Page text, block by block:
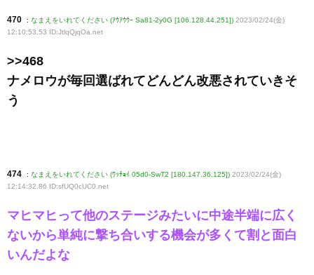
470 : なまえをいれてください (ｱｳｱｳｳｰ Sa81-2y0G [106.128.44.251]) 2023/02/24(金)
12:10:53.53 ID:JtlqQjqOa .net
>>468
ナメロウが毎回選ばれてどんどん改悪されていきそ
う
474 : なまえをいれてください (ﾜｯﾁｮｲ 05d0-SwT2 [180.147.36.125]) 2023/02/24(金)
12:14:32.86 ID:sfUQ0cUC0 .net
マヒマヒって他のステージみたいに中途半端に広く
ないから単純に撃ち合いする機会が多くて割と面白
いんだよな